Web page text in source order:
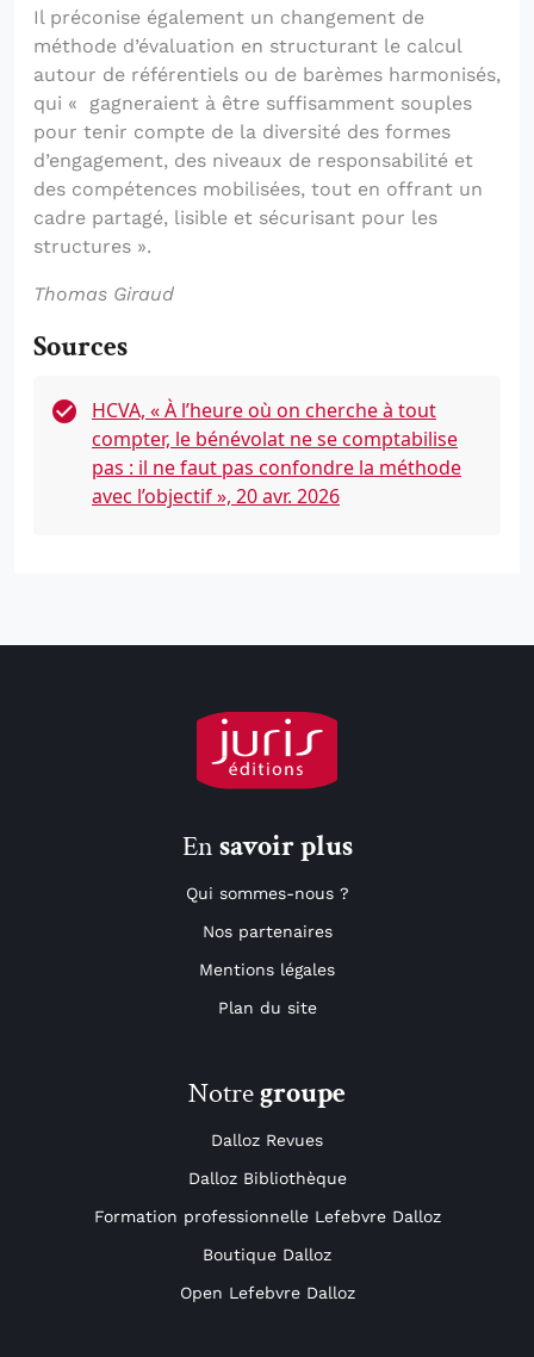
Il préconise également un changement de
méthode d’évaluation en structurant le calcul
autour de référentiels ou de barèmes harmonisés,
qui « gagneraient à être suffisamment souples
pour tenir compte de la diversité des formes
d’engagement, des niveaux de responsabilité et
des compétences mobilisées, tout en offrant un
cadre partagé, lisible et sécurisant pour les
structures ».
Thomas Giraud
Sources
HCVA, « À l’heure où on cherche à tout
compter, le bénévolat ne se comptabilise
pas : il ne faut pas confondre la méthode
avec l’objectif », 20 avr. 2026
Ensavoir plus
Qui sommes-nous ?
Nos partenaires
Mentions légales
Plan du site
Notregroupe
Dalloz Revues
Dalloz Bibliothèque
Formation professionnelle Lefebvre Dalloz
Boutique Dalloz
Open Lefebvre Dalloz